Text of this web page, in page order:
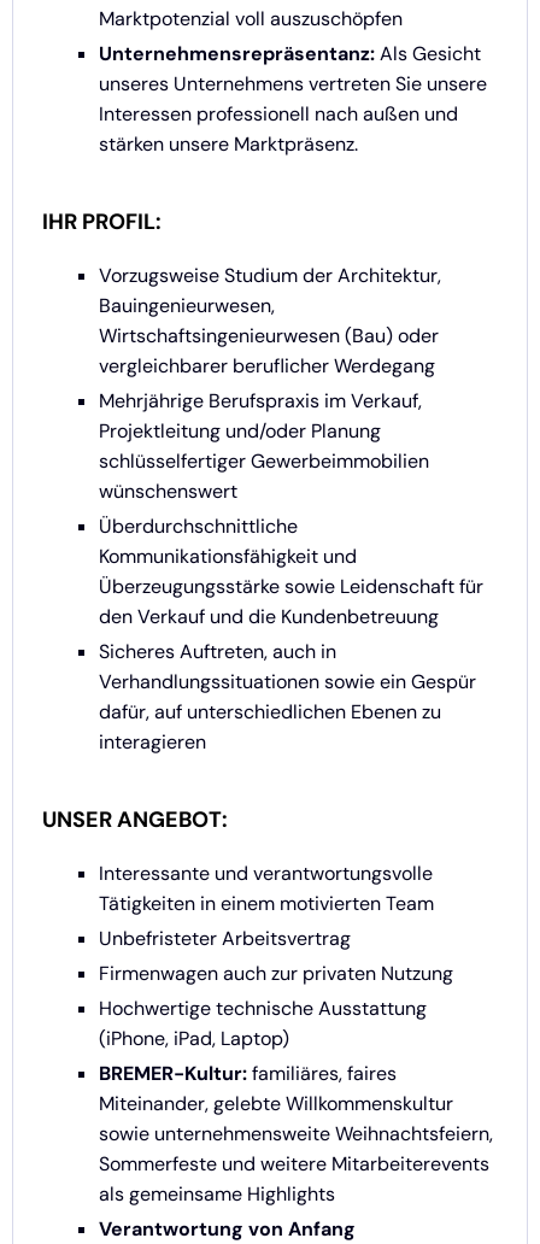
Marktpotenzial voll auszuschöpfen
Unternehmensrepräsentanz:Als Gesicht
unseres Unternehmens vertreten Sie unsere
Interessen professionell nach außen und
stärken unsere Marktpräsenz.
IHR PROFIL:
Vorzugsweise Studium der Architektur,
Bauingenieurwesen,
Wirtschaftsingenieurwesen (Bau) oder
vergleichbarer beruflicher Werdegang
Mehrjährige Berufspraxis im Verkauf,
Projektleitung und/oder Planung
schlüsselfertiger Gewerbeimmobilien
wünschenswert
Überdurchschnittliche
Kommunikationsfähigkeit und
Überzeugungsstärke sowie Leidenschaft für
den Verkauf und die Kundenbetreuung
Sicheres Auftreten, auch in
Verhandlungssituationen sowie ein Gespür
dafür, auf unterschiedlichen Ebenen zu
interagieren
UNSER ANGEBOT:
Interessante und verantwortungsvolle
Tätigkeiten in einem motivierten Team
Unbefristeter Arbeitsvertrag
Firmenwagen auch zur privaten Nutzung
Hochwertige technische Ausstattung
(iPhone, iPad, Laptop)
BREMER-Kultur:familiäres, faires
Miteinander, gelebte Willkommenskultur
sowie unternehmensweite Weihnachtsfeiern,
Sommerfeste und weitere Mitarbeiterevents
als gemeinsame Highlights
Verantwortung von Anfang